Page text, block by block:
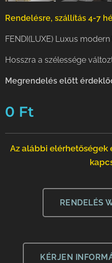
Rendelésre, szállítás 4-7
FENDI(LUXE) Luxus
Hosszra a szélessége
Megrendelés előtt
0 Ft
Az alábbi elérhetőségek
RENDELÉS
KÉRJEN